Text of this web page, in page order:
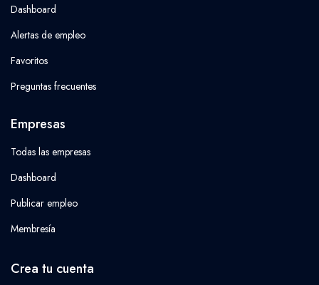
Dashboard
Alertas de empleo
Favoritos
Preguntas frecuentes
Empresas
Todas las empresas
Dashboard
Publicar empleo
Membresía
Crea tu cuenta